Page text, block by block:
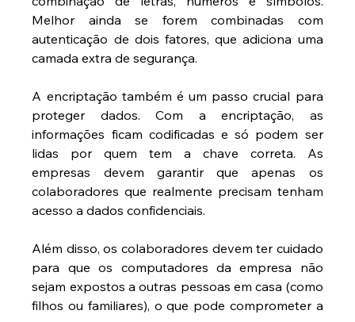
Melhor ainda se forem combinadas com
autenticação de dois fatores, que adiciona uma
camada extra de segurança.
A encriptação também é um passo crucial para
proteger dados. Com a encriptação, as
informações ficam codificadas e só podem ser
lidas por quem tem a chave correta. As
empresas devem garantir que apenas os
colaboradores que realmente precisam tenham
acesso a dados confidenciais.
Além disso, os colaboradores devem ter cuidado
para que os computadores da empresa não
sejam expostos a outras pessoas em casa (como
filhos ou familiares), o que pode comprometer a